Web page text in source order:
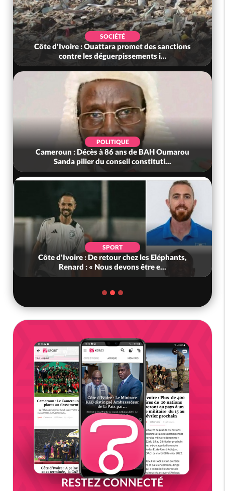
SOCIÉTÉ
Côte d'Ivoire : Ouattara promet des sanctions
contre les déguerpissements i...
POLITIQUE
Cameroun : Décès à 86 ans de BAH Oumarou
Sanda pilier du conseil constituti...
SPORT
Côte d'Ivoire : De retour chez les Eléphants,
Renard : « Nous devons être e...
RESTEZ CONNECTÉ